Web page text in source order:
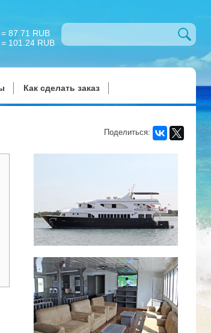
87.71 RUB
101.24 RUB
Как сделать заказ
Поделиться: